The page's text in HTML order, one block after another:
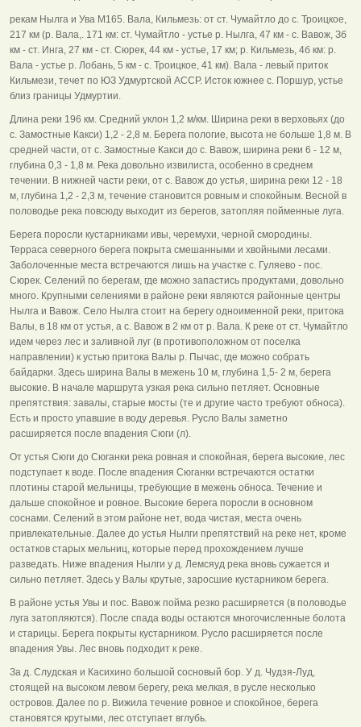
рекам Нылга и Ува М165. Вала, Кильмезь: от ст. Чумайтло до с. Троицкое,
217 км (р. Вала,. 171 км: ст. Чумайтло - устье р. Нылга, 47 км - с. Вавож, Зб
км - ст. Инга, 27 км - ст. Сюрек, 44 км - устье, 17 км; р. Кильмезь, 4б км: р.
Вала - устье р. Лобань, 5 км - с. Троицкое, 41 км). Вала - левый приток
Кильмези, течет по ЮЗ Удмуртской АССР. Исток южнее с. Поршур, устье
близ границы Удмуртии.
Длина реки 196 км. Средний уклон 1,2 м/км. Ширина реки в верховьях (до
с. Замостные Какси) 1,2 - 2,8 м. Берега пологие, высота не больше 1,8 м. В
средней части, от с. Замостные Какси до с. Вавож, ширина реки 6 - 12 м,
глубина 0,3 - 1,8 м. Река довольно извилиста, особенно в среднем
течении. В нижней части реки, от с. Вавож до устья, ширина реки 12 - 18
м, глубина 1,2 - 2,3 м, течение становится ровным и спокойным. Весной в
половодье река повсюду выходит из берегов, затопляя пойменные луга.
Берега поросли кустарниками ивы, черемухи, черной смородины.
Терраса северного берега покрыта смешанными и хвойными лесами.
Заболоченные места встречаются лишь на участке с. Гуляево - пос.
Сюрек. Селений по берегам, где можно запастись продуктами, довольно
много. Крупными селениями в районе реки являются районные центры
Нылга и Вавож. Село Нылга стоит на берегу одноименной реки, притока
Валы, в 18 км от устья, а с. Вавож в 2 км от р. Вала. К реке от ст. Чумайтло
идем через лес и заливной луг (в противоположном от поселка
направлении) к устью притока Валы р. Пычас, где можно собрать
байдарки. Здесь ширина Валы в межень 10 м, глубина 1,5- 2 м, берега
высокие. В начале маршрута узкая река сильно петляет. Основные
препятствия: завалы, старые мосты (те и другие часто требуют обноса).
Есть и просто упавшие в воду деревья. Русло Валы заметно
расширяется после впадения Сюги (л).
От устья Сюги до Сюганки река ровная и спокойная, берега высокие, лес
подступает к воде. После впадения Сюганки встречаются остатки
плотины старой мельницы, требующие в межень обноса. Течение и
дальше спокойное и ровное. Высокие берега поросли в основном
соснами. Селений в этом районе нет, вода чистая, места очень
привлекательные. Далее до устья Нылги препятствий на реке нет, кроме
остатков старых мельниц, которые перед прохождением лучше
разведать. Ниже впадения Нылги у д. Лемсяуд река вновь сужается и
сильно петляет. Здесь у Валы крутые, заросшие кустарником берега.
В районе устья Увы и пос. Вавож пойма резко расширяется (в половодье
луга затопляются). После спада воды остаются многочисленные болота
и старицы. Берега покрыты кустарником. Русло расширяется после
впадения Увы. Лес вновь подходит к реке.
За д. Слудская и Касихино большой сосновый бор. У д. Чудзя-Луд,
стоящей на высоком левом берегу, река мелкая, в русле несколько
островов. Далее по р. Вижила течение ровное и спокойное, берега
становятся крутыми, лес отступает вглубь.